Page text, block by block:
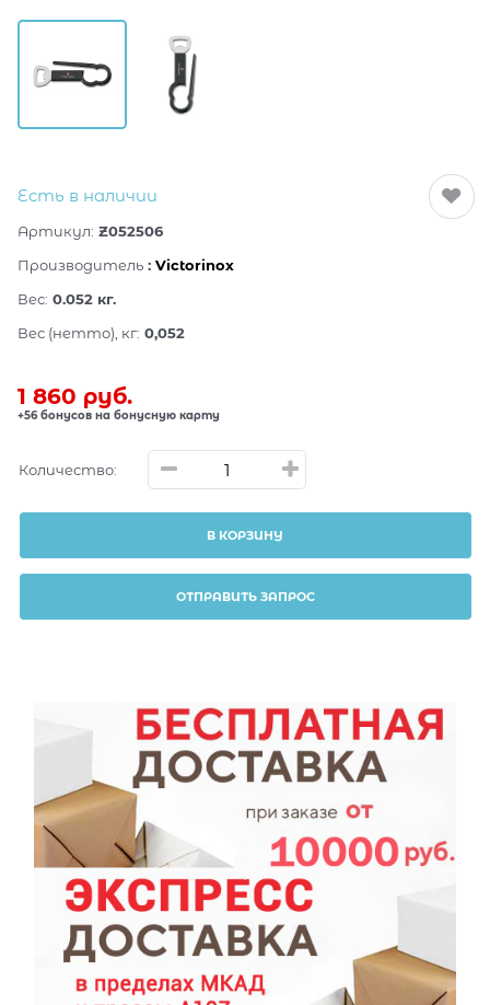
Есть в наличии
Артикул: Z052506
Производитель : Victorinox
Вес: 0.052 кг.
Вес (нетто), кг: 0,052
1 860 руб.
+56 бонусов на бонусную карту
Количество:
В КОРЗИНУ
ОТПРАВИТЬ ЗАПРОС